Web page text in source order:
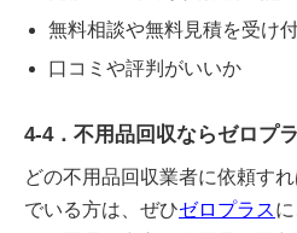
無料相談や無料見積を受け
口コミや評判がいいか
4-4．不用品回収ならゼロプ
どの不用品回収業者に依頼す
でいる方は、ぜひゼロプラス